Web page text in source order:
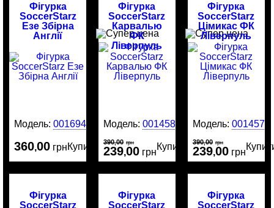
Фігурка
SoccerStarz
Езе Збірна
Англії
Модель:0016946
360,00 грнКупити
Фігурка
SoccerStarz
Карвалью
ФК
Ліверпуль
Модель:0014581
390,00 грн
239,00 грн
Купити
Фігурка
SoccerStarz
Цімикас ФК
Ліверпуль
Модель: 0014577
390,00 грн
239,00 грн
Фігурка
SoccerStarz
Фігурка
SoccerStarz
Фігурка
SoccerStarz